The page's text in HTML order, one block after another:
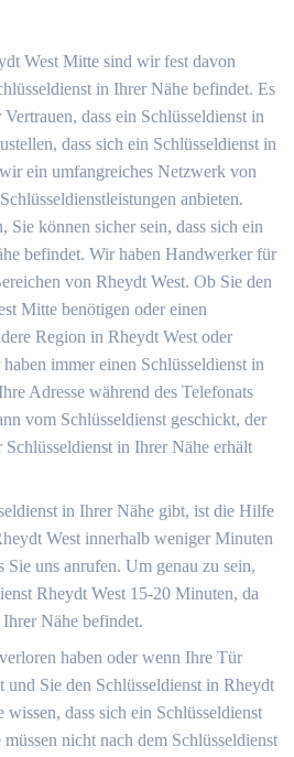
West Mitte sind wir fest davon
in Ihrer Nähe befindet. Es
dass ein Schlüsseldienst in
dass sich ein Schlüsseldienst in
ein umfangreiches Netzwerk von
anbieten.
Sie können sicher sein, dass sich ein
befindet. Wir haben Handwerker für
von Rheydt West. Ob Sie den
Mitte benötigen oder einen
Region in Rheydt West oder
immer einen Schlüsseldienst in
Adresse während des Telefonats
vom Schlüsseldienst geschickt, der
in Ihrer Nähe erhält
in Ihrer Nähe gibt, ist die Hilfe
West innerhalb weniger Minuten
uns anrufen. Um genau zu sein,
Rheydt West 15-20 Minuten, da
Nähe befindet.
haben oder wenn Ihre Tür
und Sie den Schlüsseldienst in Rheydt
dass sich ein Schlüsseldienst
nicht nach dem Schlüsseldienst